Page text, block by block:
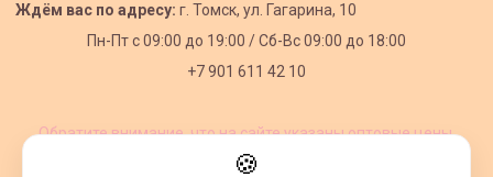
Ждём вас по адресу: г. Томск, ул. Гагарина, 10
Пн-Пт с09:00 до 19:00 /Сб-Вс 09:00 до 18:00
+7 901 611 42 10
Обратите внимание, что на сайте указаны оптовые цены,
🍪